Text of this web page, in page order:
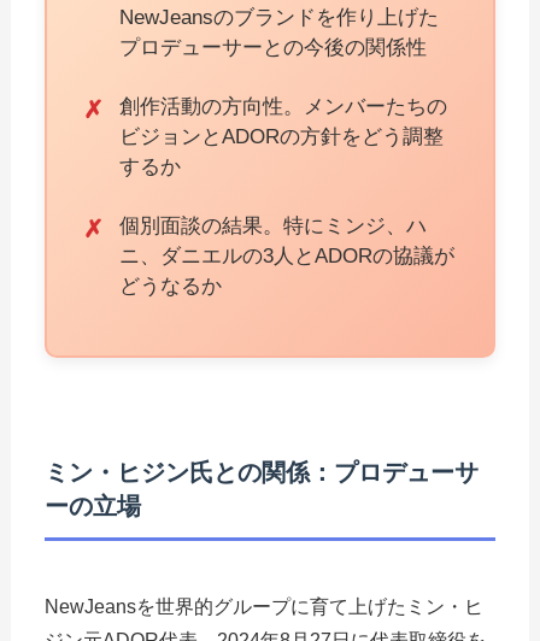
NewJeansのブランドを作り上げた
プロデューサーとの今後の関係性
創作活動の方向性。メンバーたちの
ビジョンとADORの方針をどう調整
するか
個別面談の結果。特にミンジ、ハ
ニ、ダニエルの3人とADORの協議が
どうなるか
ミン・ヒジン氏との関係：プロデューサ
ーの立場
NewJeansを世界的グループに育て上げたミン・ヒ